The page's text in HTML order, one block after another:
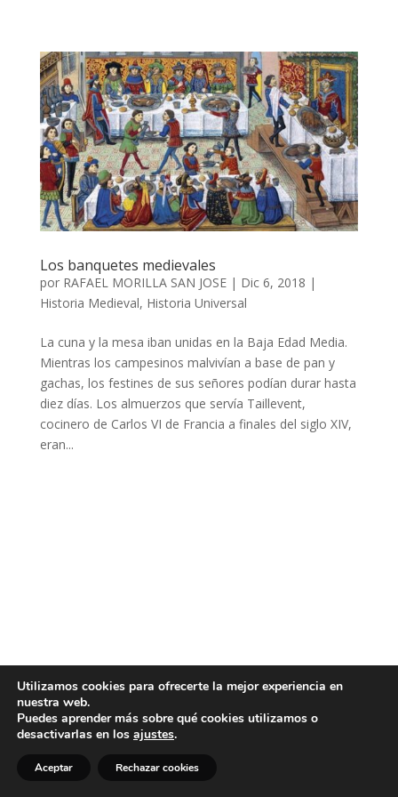
Los banquetes medievales
por RAFAEL MORILLA SAN JOSE| Dic 6, 2018 |
Historia Medieval, Historia Universal
La cuna y la mesa iban unidas en la Baja Edad Media.
Mientras los campesinos malvivían a base de pan y
gachas, los festines de sus señores podían durar hasta
diez días. Los almuerzos que servía Taillevent,
cocinero de Carlos VI de Francia a finales del siglo XIV,
eran...
Utilizamos cookies para ofrecerte la mejor experiencia en
nuestra web.
Puedes aprender más sobre qué cookies utilizamos o
desactivarlas en los ajustes.
Aceptar Rechazar cookies